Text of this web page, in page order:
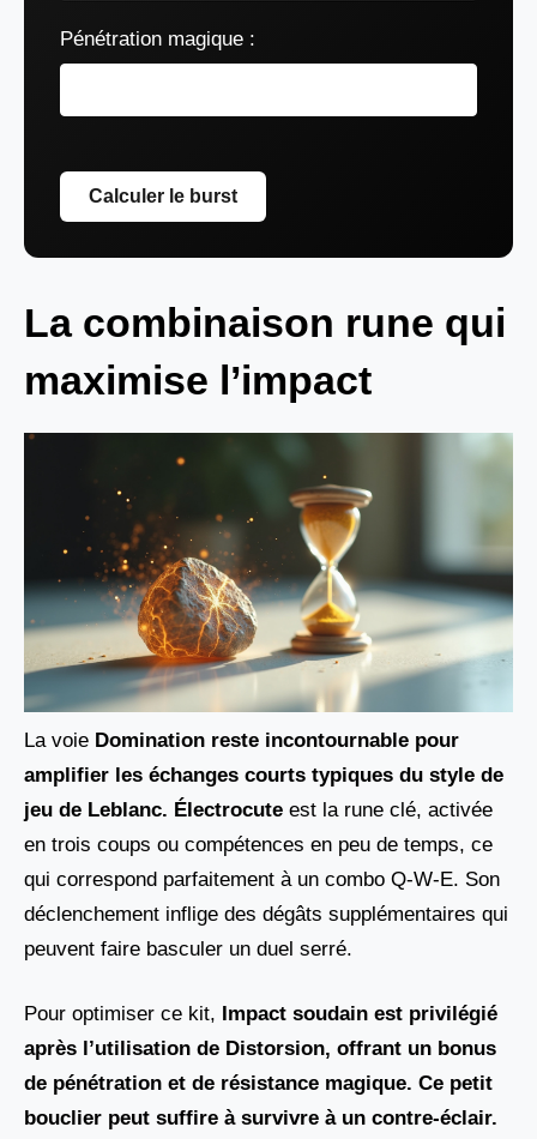
Pénétration magique :
Calculer le burst
La combinaison rune qui
maximise l’impact
La voie Domination reste incontournable pour
amplifier les échanges courts typiques du style de
jeu de Leblanc. Électrocute est la rune clé, activée
en trois coups ou compétences en peu de temps, ce
qui correspond parfaitement à un combo Q-W-E. Son
déclenchement inflige des dégâts supplémentaires qui
peuvent faire basculer un duel serré.
Pour optimiser ce kit, Impact soudain est privilégié
après l’utilisation de Distorsion, offrant un bonus
de pénétration et de résistance magique. Ce petit
bouclier peut suffire à survivre à un contre-éclair.